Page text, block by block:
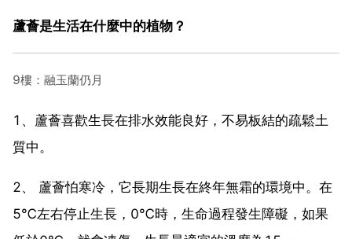
蘆薈是生活在什麼中的植物？
9樓：融玉蘭仍月
1、蘆薈喜歡生長在排水效能良好，不易板結的疏鬆土
質中。
2、 蘆薈怕寒冷，它長期生長在終年無霜的環境中。在
5℃左右停止生長，0℃時，生命過程發生障礙，如果